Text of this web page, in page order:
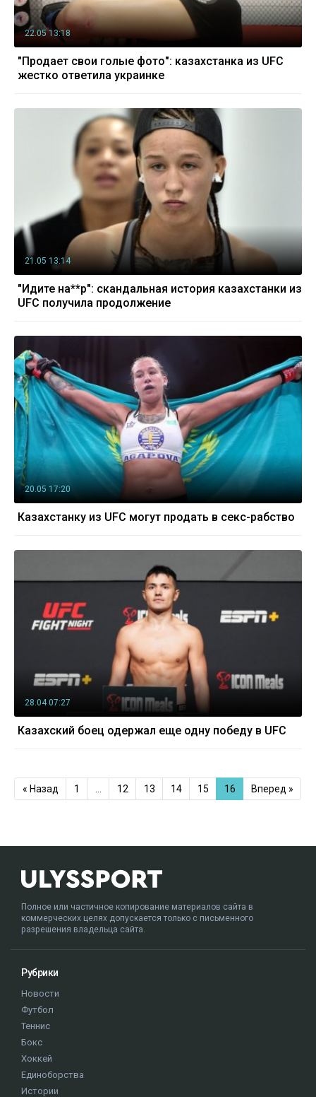
22.05 13:18
"Продает свои голые фото": казахстанка из UFC
жестко ответила украинке
21.05 13:14
"Идите на**р": скандальная история казахстанки из
UFC получила продолжение
20.05 17:20
Казахстанку из UFC могут продать в секс-рабство
28.04 07:27
Казахский боец одержал еще одну победу в UFC
« Назад 1 12 13 14 15 16 Вперед »
Полное или частичное копирование материалов сайта в
коммерческих целях допускается только с письменного
разрешения владельца сайта.
Рубрики
Новости
Футбол
Теннис
Бокс
Хоккей
Единоборства
Истории